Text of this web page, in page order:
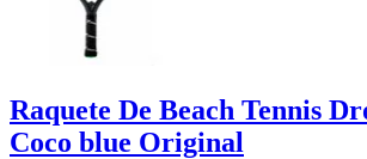
Raquete De Beach Tennis
Coco blue Original